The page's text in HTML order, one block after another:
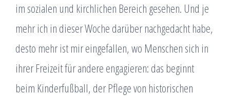
im sozialen und kirchlichen Bereich gesehen. Und je
mehr ich in dieser Woche darüber nachgedacht habe,
desto mehr ist mir eingefallen, wo Menschen sich in
ihrer Freizeit für andere engagieren: das beginnt
beim Kinderfußball, der Pflege von historischen